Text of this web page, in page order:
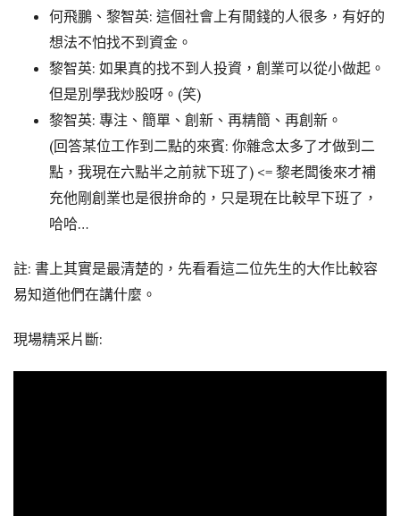
何飛鵬、黎智英: 這個社會上有閒錢的人很多，有好的
想法不怕找不到資金。
黎智英: 如果真的找不到人投資，創業可以從小做起。
但是別學我炒股呀。(笑)
黎智英: 專注、簡單、創新、再精簡、再創新。
(回答某位工作到二點的來賓: 你雜念太多了才做到二
點，我現在六點半之前就下班了) <= 黎老闆後來才補
充他剛創業也是很拚命的，只是現在比較早下班了，
哈哈…
註: 書上其實是最清楚的，先看看這二位先生的大作比較容
易知道他們在講什麼。
現場精采片斷: